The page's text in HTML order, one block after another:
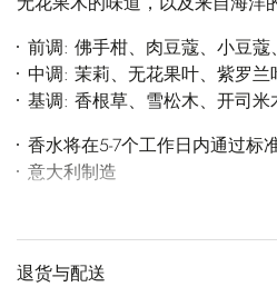
前调: 佛手柑、肉豆蔻、小豆蔻
中调: 茉莉、无花果叶、紫罗兰
基调: 香根草、雪松木、开司米
香水将在5-7个工作日内通过标
意大利制造
退货与配送